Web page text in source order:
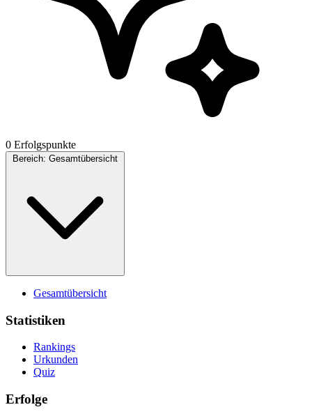
0 Erfolgspunkte
Bereich: Gesamtübersicht
Gesamtübersicht
Statistiken
Rankings
Urkunden
Quiz
Erfolge